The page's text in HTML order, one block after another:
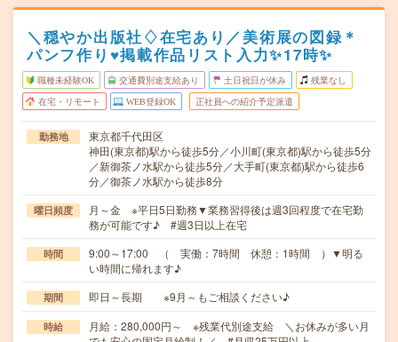
＼穏やか出版社♢在宅あり／美術展の図録＊
パンフ作り♥掲載作品リスト入力✨17時✨
職種未経験OK 交通費別途支給あり 土日祝日が休み 残業なし
在宅・リモート WEB登録OK 正社員への紹介予定派遣
勤務地
東京都千代田区
神田(東京都)駅から徒歩5分／小川町(東京都)駅から徒歩5分
／新御茶ノ水駅から徒歩5分／大手町(東京都)駅から徒歩6
分／御茶ノ水駅から徒歩8分
曜日頻度
月～金 ※平日5日勤務▼業務習得後は週3回程度で在宅勤
務が可能です♪ #週3日以上在宅
時間
9:00～17:00 （ 実働：7時間 休憩：1時間 ）▼明る
い時間に帰れます♪
期間 即日～長期 ※9月～もご相談ください♪
時給
月給：280,000円～ ※残業代別途支給 ＼お休みが多い月